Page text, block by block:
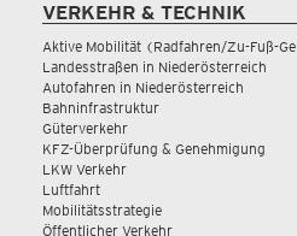
VERKEHR & TECHNIK
Aktive Mobilität (Radfahren/Zu-Fuß-
Landesstraßen in Niederösterreich
Autofahren in Niederösterreich
Bahninfrastruktur
Güterverkehr
KFZ-Überprüfung & Genehmigung
LKW Verkehr
Luftfahrt
Mobilitätsstrategie
Öffentlicher Verkehr